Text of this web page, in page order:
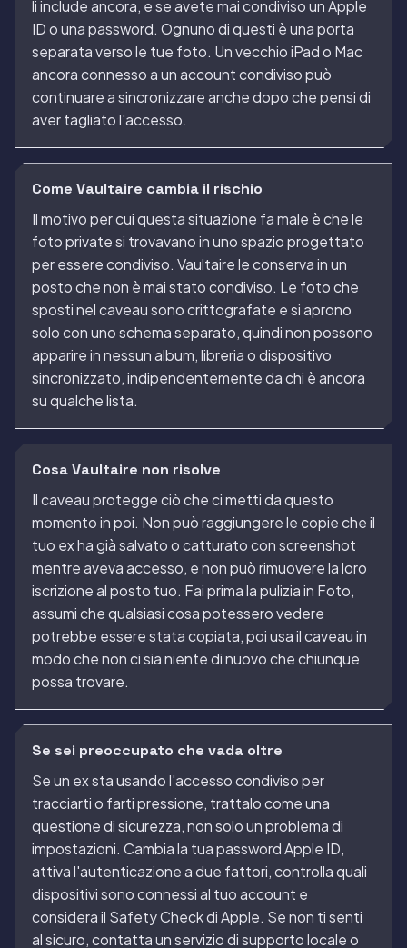
li include ancora, e se avete mai condiviso un Apple
ID o una password. Ognuno di questi è una porta
separata verso le tue foto. Un vecchio iPad o Mac
ancora connesso a un account condiviso può
continuare a sincronizzare anche dopo che pensi di
aver tagliato l'accesso.
Come Vaultaire cambia il rischio
Il motivo per cui questa situazione fa male è che le
foto private si trovavano in uno spazio progettato
per essere condiviso. Vaultaire le conserva in un
posto che non è mai stato condiviso. Le foto che
sposti nel caveau sono crittografate e si aprono
solo con uno schema separato, quindi non possono
apparire in nessun album, libreria o dispositivo
sincronizzato, indipendentemente da chi è ancora
su qualche lista.
Cosa Vaultaire non risolve
Il caveau protegge ciò che ci metti da questo
momento in poi. Non può raggiungere le copie che il
tuo ex ha già salvato o catturato con screenshot
mentre aveva accesso, e non può rimuovere la loro
iscrizione al posto tuo. Fai prima la pulizia in Foto,
assumi che qualsiasi cosa potessero vedere
potrebbe essere stata copiata, poi usa il caveau in
modo che non ci sia niente di nuovo che chiunque
possa trovare.
Se sei preoccupato che vada oltre
Se un ex sta usando l'accesso condiviso per
tracciarti o farti pressione, trattalo come una
questione di sicurezza, non solo un problema di
impostazioni. Cambia la tua password Apple ID,
attiva l'autenticazione a due fattori, controlla quali
dispositivi sono connessi al tuo account e
considera il Safety Check di Apple. Se non ti senti
al sicuro, contatta un servizio di supporto locale o